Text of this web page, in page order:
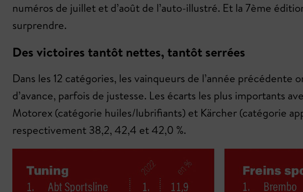
numéros de juillet et d’août de l’auto-illustré. Et la 7ème
surprendre.
Des victoires tantôt nettes, tantôt serrées
Dans les 12 catégories, les vainqueurs de l’année
d’avance, parfois de justesse. Les écarts les plus importants
Motorex (catégorie huiles/lubrifiants) et Kärcher (catégorie
respectivement 38,2, 42,4 et 42,0 %.